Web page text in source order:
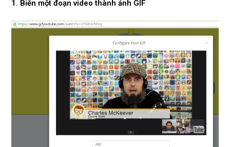
1. Biến một đoạn video thành ảnh GIF